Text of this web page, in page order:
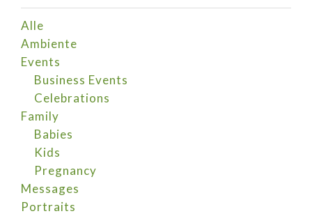
Alle
Ambiente
Events
Business Events
Celebrations
Family
Babies
Kids
Pregnancy
Messages
Portraits